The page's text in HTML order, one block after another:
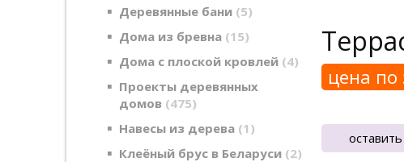
Деревянные бани 5
Дома из бревна 15
Дома с плоской кровлей 4
Проекты деревянных
домов 475
Навесы из дерева 1
Клеёный брус в Беларуси 2
цена по